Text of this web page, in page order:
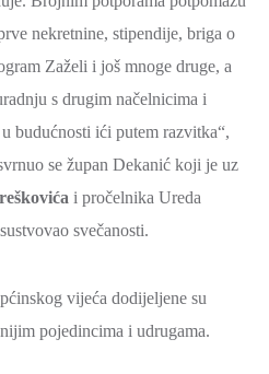
nekretnine, stipendije, briga o
Zaželi i još mnoge druge, a
s drugim načelnicima i
budućnosti ići putem razvitka“,
se župan Dekanić koji je uz
i pročelnika Ureda
svečanosti.
vijeća dodijeljene su
pojedincima i udrugama.